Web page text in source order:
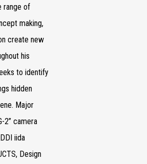
range of
making,
create new
his
to identify
hidden
Major
2” camera
iida
Design